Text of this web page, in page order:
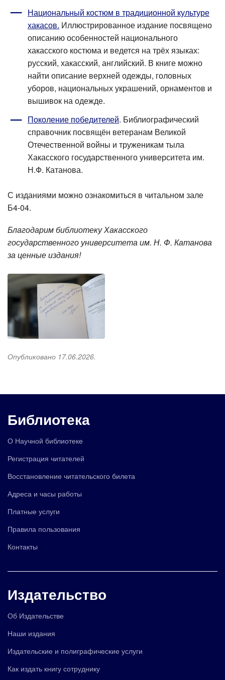
Национальный костюм в традиционной культуре
хакасов. Иллюстрированное издание посвящено
описанию особенностей национального
хакасского костюма и ведется на трёх языках:
русский, хакасский, английский. В книге можно
найти описание верхней одежды, головных
уборов, национальных украшений, орнаментов и
вышивок на одежде.
Поколение победителей. Библиографический
справочник посвящён ветеранам Великой
Отечественной войны и труженикам тыла
Хакасского государственного университета им.
Н.Ф. Катанова.
С изданиями можно ознакомиться в читальном зале
Б4-04.
Благодарим библиотеку Хакасского
государственного университета им. Н. Ф. Катанова
за ценные издания!
Опубликовано 17.06.2026.
Библиотека
О Научной библиотеке
Регистрация читателей
Восстановление читательского билета
Адреса и часы работы
Платные услуги
Правила пользования
Контакты
Издательство
Об Издательстве
Наши издания
Издательские и полиграфические услуги
Как издать книгу сотруднику